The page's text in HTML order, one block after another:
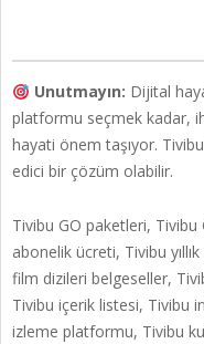
Unutmayın: Dijital
platformu seçmek kadar,
hayati önem taşıyor.
edici bir çözüm olabilir.
Tivibu GO paketleri, Tivibu
abonelik ücreti, Tivibu
film dizileri belgeseller,
Tivibu içerik listesi, Tivibu
izleme platformu, Tivibu